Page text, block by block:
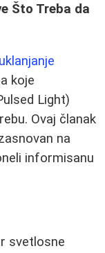
Što Treba da
uklanjanje
koje
Light)
Ovaj članak
na
informisanu
svetlosne